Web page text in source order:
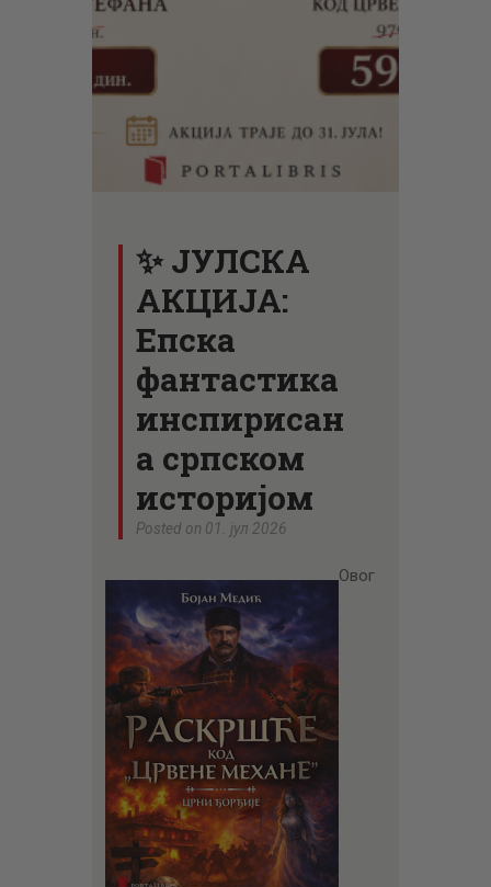
✨ ЈУЛСКА
АКЦИЈА:
Епска
фантастика
инспирисан
а српском
историјом
Posted on 01. јул 2026
Овог